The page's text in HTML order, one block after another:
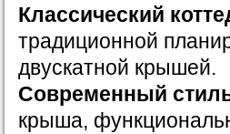
Классический
традиционной
двускатной крышей.
Современный
крыша,